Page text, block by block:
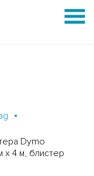
Dymo
х 4 м, блистер